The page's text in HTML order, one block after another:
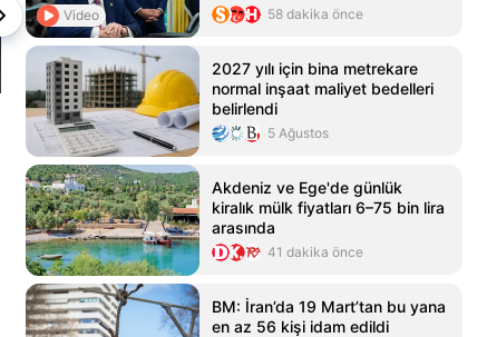
Video 58 dakika önce
2027 yılı için bina metrekare
normal inşaat maliyet bedelleri
belirlendi
5 Ağustos
Akdeniz ve Ege'de günlük
kiralık mülk fiyatları 6–75 bin lira
arasında
41 dakika önce
BM: İran’da 19 Mart’tan bu yana
en az 56 kişi idam edildi